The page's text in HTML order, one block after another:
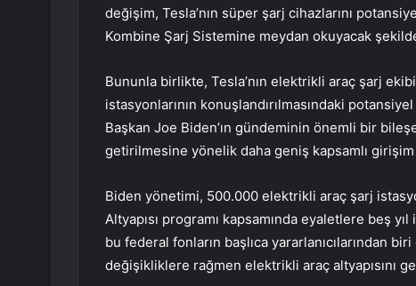
değişim, Tesla’nın süper şarj cihazlarını
Kombine Şarj Sistemine meydan okuyacak
Bununla birlikte, Tesla’nın elektrikli araç şarj
istasyonlarının konuşlandırılmasındaki
Başkan Joe Biden’ın gündeminin önemli bir
getirilmesine yönelik daha geniş kapsamlı
Biden yönetimi, 500.000 elektrikli araç şarj
Altyapısı programı kapsamında eyaletlere beş
bu federal fonların başlıca yararlanıcılarından
değişikliklere rağmen elektrikli araç altyapısını